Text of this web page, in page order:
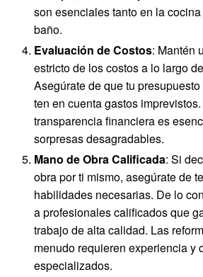
son esenciales tanto en la
baño.
Evaluación de Costos: Mantén
estricto de los costos a lo largo
Asegúrate de que tu
ten en cuenta gastos
transparencia financiera es
sorpresas desagradables.
Mano de Obra Calificada: Si
obra por ti mismo, asegúrate de
habilidades necesarias. De lo
a profesionales calificados que
trabajo de alta calidad. Las
menudo requieren experiencia y
especializados.